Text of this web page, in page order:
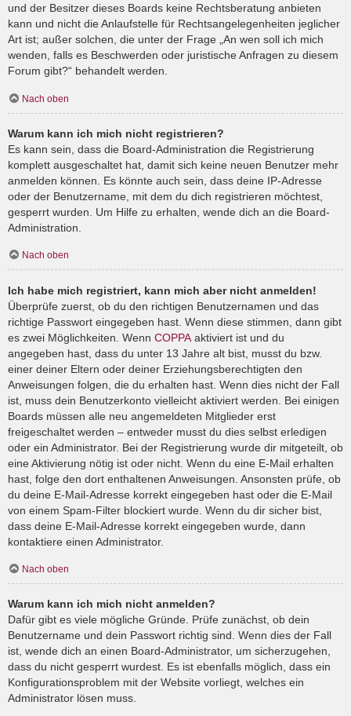
und der Besitzer dieses Boards keine Rechtsberatung anbieten
kann und nicht die Anlaufstelle für Rechtsangelegenheiten jeglicher
Art ist; außer solchen, die unter der Frage „An wen soll ich mich
wenden, falls es Beschwerden oder juristische Anfragen zu diesem
Forum gibt?“ behandelt werden.
Nach oben
Warum kann ich mich nicht registrieren?
Es kann sein, dass die Board-Administration die Registrierung
komplett ausgeschaltet hat, damit sich keine neuen Benutzer mehr
anmelden können. Es könnte auch sein, dass deine IP-Adresse
oder der Benutzername, mit dem du dich registrieren möchtest,
gesperrt wurden. Um Hilfe zu erhalten, wende dich an die Board-
Administration.
Nach oben
Ich habe mich registriert, kann mich aber nicht anmelden!
Überprüfe zuerst, ob du den richtigen Benutzernamen und das
richtige Passwort eingegeben hast. Wenn diese stimmen, dann gibt
es zwei Möglichkeiten. Wenn COPPA aktiviert ist und du
angegeben hast, dass du unter 13 Jahre alt bist, musst du bzw.
einer deiner Eltern oder deiner Erziehungsberechtigten den
Anweisungen folgen, die du erhalten hast. Wenn dies nicht der Fall
ist, muss dein Benutzerkonto vielleicht aktiviert werden. Bei einigen
Boards müssen alle neu angemeldeten Mitglieder erst
freigeschaltet werden – entweder musst du dies selbst erledigen
oder ein Administrator. Bei der Registrierung wurde dir mitgeteilt, ob
eine Aktivierung nötig ist oder nicht. Wenn du eine E-Mail erhalten
hast, folge den dort enthaltenen Anweisungen. Ansonsten prüfe, ob
du deine E-Mail-Adresse korrekt eingegeben hast oder die E-Mail
von einem Spam-Filter blockiert wurde. Wenn du dir sicher bist,
dass deine E-Mail-Adresse korrekt eingegeben wurde, dann
kontaktiere einen Administrator.
Nach oben
Warum kann ich mich nicht anmelden?
Dafür gibt es viele mögliche Gründe. Prüfe zunächst, ob dein
Benutzername und dein Passwort richtig sind. Wenn dies der Fall
ist, wende dich an einen Board-Administrator, um sicherzugehen,
dass du nicht gesperrt wurdest. Es ist ebenfalls möglich, dass ein
Konfigurationsproblem mit der Website vorliegt, welches ein
Administrator lösen muss.